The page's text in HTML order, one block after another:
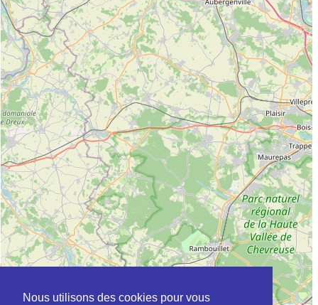
Nous utilisons des cookies pour vous